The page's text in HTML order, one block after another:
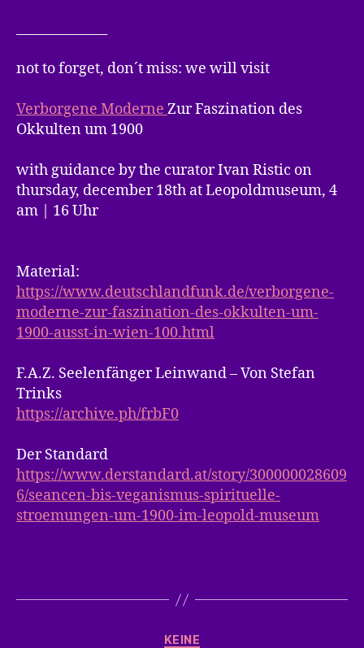
not to forget, don´t miss: we will visit
Verborgene Moderne Zur Faszination des
Okkulten um 1900
with guidance by the curator Ivan Ristic on
thursday, december 18th at Leopoldmuseum, 4
am | 16 Uhr
Material:
https://www.deutschlandfunk.de/verborgene-
moderne-zur-faszination-des-okkulten-um-
1900-ausst-in-wien-100.html
F.A.Z. Seelenfänger Leinwand – Von Stefan
Trinks
https://archive.ph/frbF0
Der Standard
https://www.derstandard.at/story/300000028609
6/seancen-bis-veganismus-spirituelle-
stroemungen-um-1900-im-leopold-museum
Kategorien
KEINE